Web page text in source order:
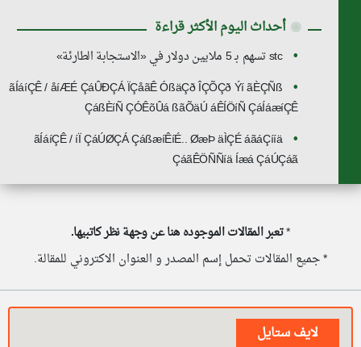
◉ أحداث اليوم الأكثر قراءة
stc تسهم بـ 5 ملايين دولار في «الاستجابة الطارئة»
ãÍáíÇÊ / åíÆÉ ÇáÛÐÇÁ ÏÇåãÊ ÓßäÇð ÎÇÕÇð Ýí ãÈÇÑß
ÇáßÈíÑ ÇÓÊõÛá ßãÕäÚ áÊÍÖíÑ ÇáÍáæíÇÊ
ãÍáíÇÊ / íÏ ÇáÚØÇÁ ÇáßæíÊíÉ.. ØæÞ äÌÇÉ áãáÇííä
ÇáãÊÖÑÑíä Íæá ÇáÚÇáã
*تعبر المقالات الموجوده هنا عن وجهة نظر كاتبيها.
* جميع المقالات تحمل إسم المصدر و العنوان الاكتروني للمقالة.
لايف ستايل